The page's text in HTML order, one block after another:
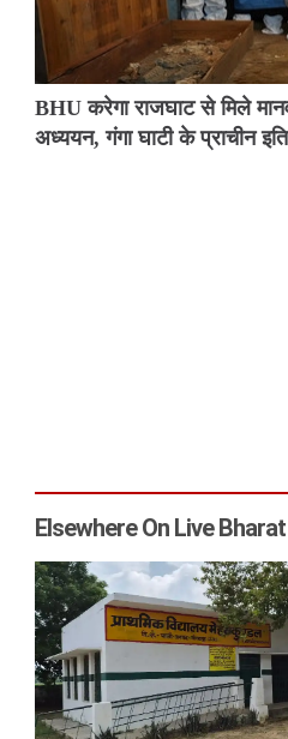
BHU करेगा राजघाट से मिले
अध्ययन, गंगा घाटी के प्राचीन
Elsewhere On Live